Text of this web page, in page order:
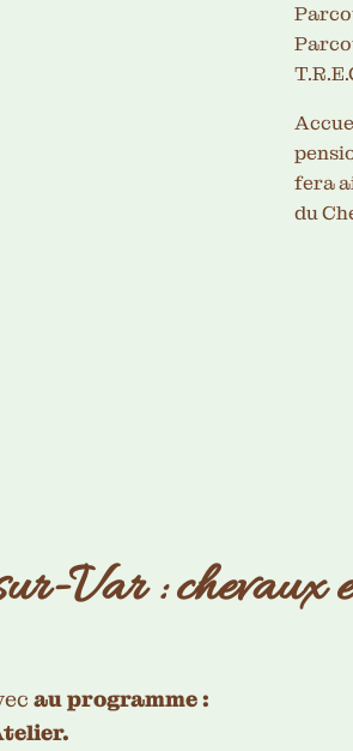
fera
du
Var : chevaux
au programme :